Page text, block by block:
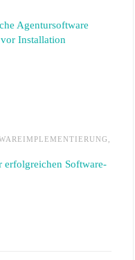
Agentursoftware
Installation
erfolgreichen Software-